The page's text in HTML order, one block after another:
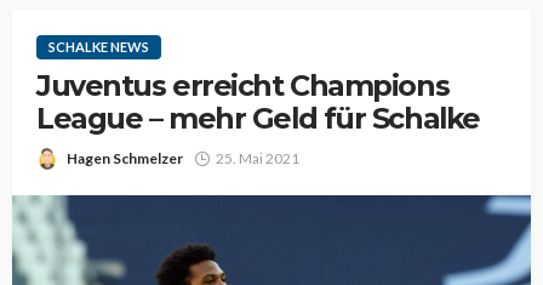
SCHALKE NEWS
Juventus erreicht Champions
League – mehr Geld für Schalke
Hagen Schmelzer 25. Mai 2021